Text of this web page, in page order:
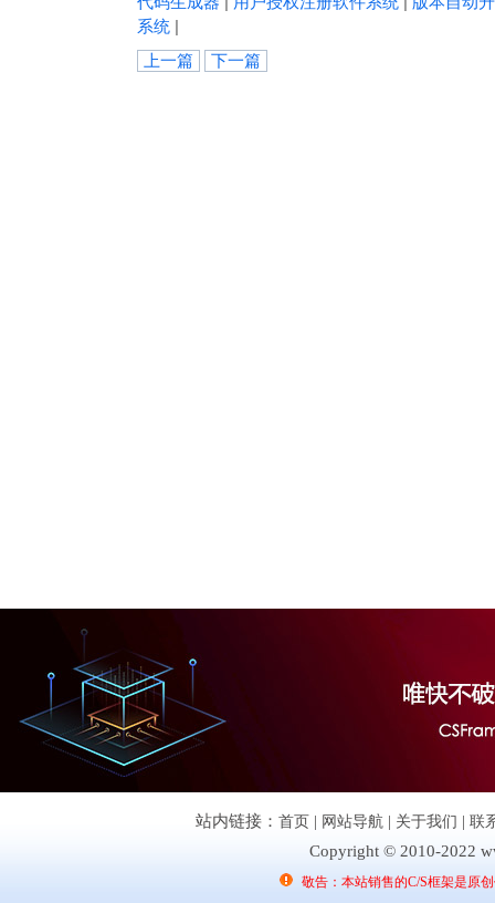
系统 |
上一篇
下一篇
站内链接： 首页 | 网站导航 | 关于我们 | 联
Copyright © 2010-2022
敬告：本站销售的C/S框架是原